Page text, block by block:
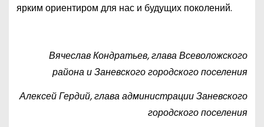
ярким ориентиром для нас и будущих поколений.
Вячеслав Кондратьев, глава Всеволожского
района и Заневского городского поселения
Алексей Гердий, глава администрации Заневского
городского поселения